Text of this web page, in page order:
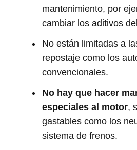
mantenimiento, por
cambiar los aditivos
No están limitadas a
repostaje como los
convencionales.
No hay que hacer
especiales al motor,
gastables como los
sistema de frenos.